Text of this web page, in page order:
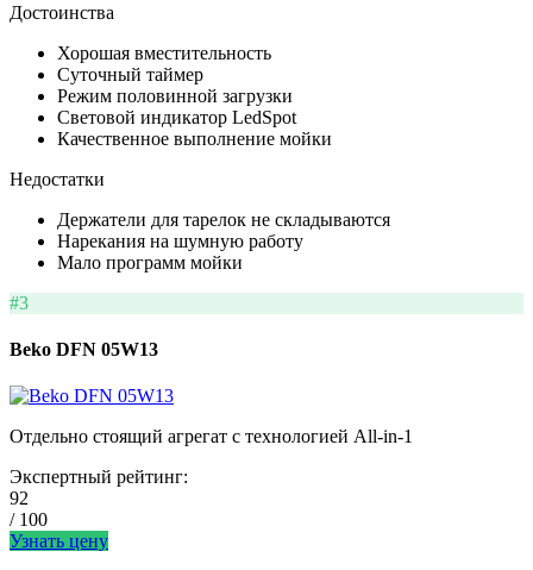
Достоинства
Хорошая вместительность
Суточный таймер
Режим половинной загрузки
Световой индикатор LedSpot
Качественное выполнение мойки
Недостатки
Держатели для тарелок не складываются
Нарекания на шумную работу
Мало программ мойки
#3
Beko DFN 05W13
Отдельно стоящий агрегат с технологией All-in-1
Экспертный рейтинг:
92
/ 100
Узнать цену